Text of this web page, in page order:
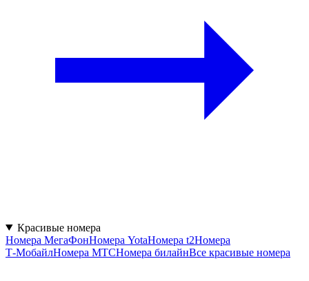
Красивые номера
Номера МегаФонНомера YotaНомера t2Номера
Т‑МобайлНомера МТСНомера билайнВсе красивые номера